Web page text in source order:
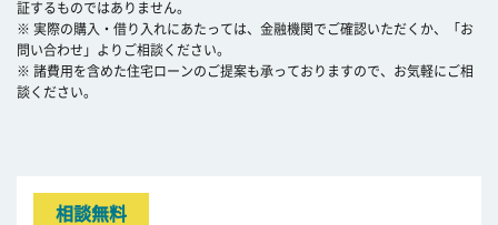
証するものではありません。
※ 実際の購入・借り入れにあたっては、金融機関でご確認いただくか、「お
問い合わせ」よりご相談ください。
※ 諸費用を含めた住宅ローンのご提案も承っておりますので、お気軽にご相
談ください。
相談無料